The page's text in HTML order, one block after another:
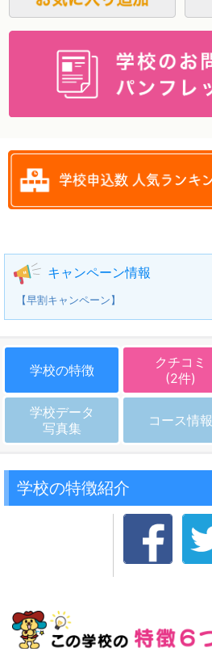
キャンペーン情報
【早割キャンペーン】
学校の特徴
クチコミ
(2件)
学校データ
写真集
コース情報
学校の特徴紹介